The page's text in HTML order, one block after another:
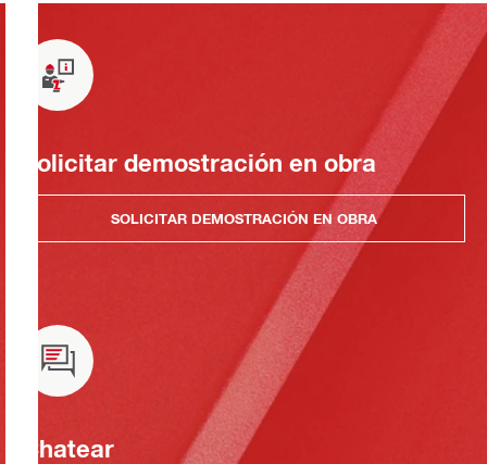
Solicitar demostración en obra
SOLICITAR DEMOSTRACIÓN EN OBRA
Chatear